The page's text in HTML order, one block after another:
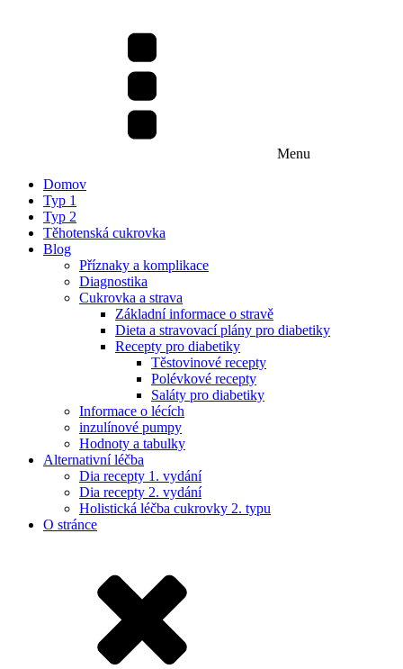
Menu
Domov
Typ 1
Typ 2
Těhotenská cukrovka
Blog
Příznaky a komplikace
Diagnostika
Cukrovka a strava
Základní informace o stravě
Dieta a stravovací plány pro diabetiky
Recepty pro diabetiky
Těstovinové recepty
Polévkové recepty
Saláty pro diabetiky
Informace o lécích
inzulínové pumpy
Hodnoty a tabulky
Alternativní léčba
Dia recepty 1. vydání
Dia recepty 2. vydání
Holistická léčba cukrovky 2. typu
O stránce